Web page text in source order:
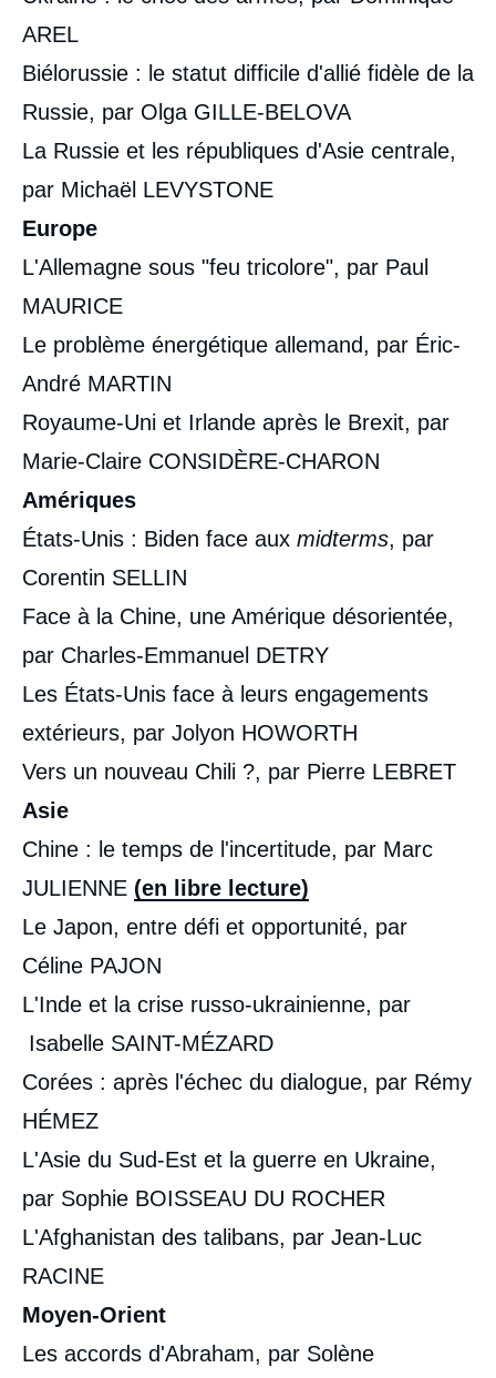
AREL
Biélorussie : le statut difficile d'allié fidèle de la
Russie, par Olga GILLE-BELOVA
La Russie et les républiques d'Asie centrale,
par Michaël LEVYSTONE
Europe
L'Allemagne sous "feu tricolore", par Paul
MAURICE
Le problème énergétique allemand, par Éric-
André MARTIN
Royaume-Uni et Irlande après le Brexit, par
Marie-Claire CONSIDÈRE-CHARON
Amériques
États-Unis : Biden face aux midterms, par
Corentin SELLIN
Face à la Chine, une Amérique désorientée,
par Charles-Emmanuel DETRY
Les États-Unis face à leurs engagements
extérieurs, par Jolyon HOWORTH
Vers un nouveau Chili ?, par Pierre LEBRET
Asie
Chine : le temps de l'incertitude, par Marc
JULIENNE (en libre lecture)
Le Japon, entre défi et opportunité, par
Céline PAJON
L'Inde et la crise russo-ukrainienne, par
Isabelle SAINT-MÉZARD
Corées : après l'échec du dialogue, par Rémy
HÉMEZ
L'Asie du Sud-Est et la guerre en Ukraine,
par Sophie BOISSEAU DU ROCHER
L'Afghanistan des talibans, par Jean-Luc
RACINE
Moyen-Orient
Les accords d'Abraham, par Solène
couverture
de
« RAMSES 2023. L'Europe dans la guerre
», Sommaires (présentation de l'édition), Ifri,
Copier